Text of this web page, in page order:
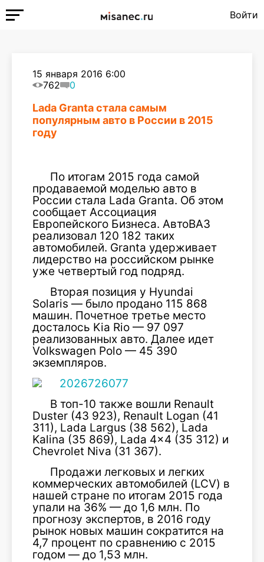
Войти
15 января 2016 6:00
762
0
Lada Granta стала самым
популярным авто в России в 2015
году
По итогам 2015 года самой
продаваемой моделью авто в
России стала Lada Granta. Об этом
сообщает Ассоциация
Европейского Бизнеса. АвтоВАЗ
реализовал 120 182 таких
автомобилей. Granta удерживает
лидерство на российском рынке
уже четвертый год подряд.
Вторая позиция у Hyundai
Solaris — было продано 115 868
машин. Почетное третье место
досталось Kia Rio — 97 097
реализованных авто. Далее идет
Volkswagen Polo — 45 390
экземпляров.
В топ-10 также вошли Renault
Duster (43 923), Renault Logan (41
311), Lada Largus (38 562), Lada
Kalina (35 869), Lada 4×4 (35 312) и
Chevrolet Niva (31 367).
Продажи легковых и легких
коммерческих автомобилей (LCV) в
нашей стране по итогам 2015 года
упали на 36% — до 1,6 млн. По
прогнозу экспертов, в 2016 году
рынок новых машин сократится на
4,7 процент по сравнению с 2015
годом — до 1,53 млн.